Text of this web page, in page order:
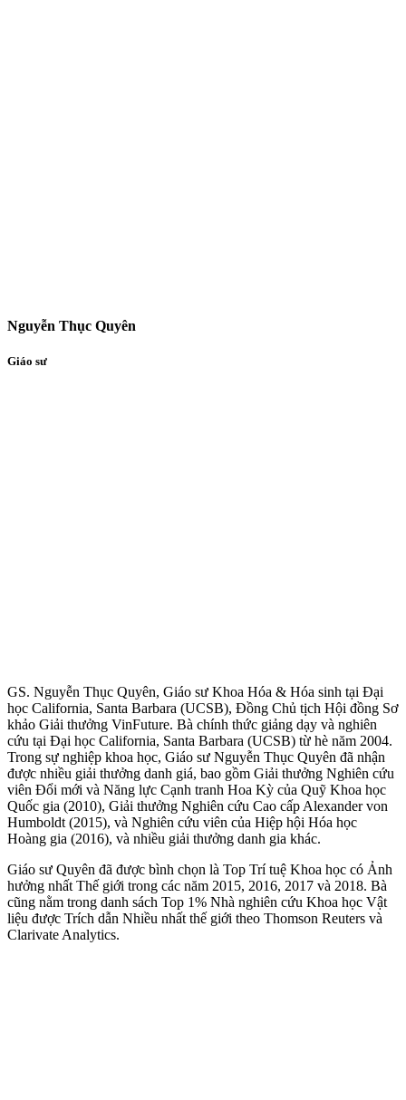
Nguyễn Thục Quyên
Giáo sư
GS. Nguyễn Thục Quyên, Giáo sư Khoa Hóa & Hóa sinh tại Đại
học California, Santa Barbara (UCSB), Đồng Chủ tịch Hội đồng Sơ
khảo Giải thưởng VinFuture. Bà chính thức giảng dạy và nghiên
cứu tại Đại học California, Santa Barbara (UCSB) từ hè năm 2004.
Trong sự nghiệp khoa học, Giáo sư Nguyễn Thục Quyên đã nhận
được nhiều giải thưởng danh giá, bao gồm Giải thưởng Nghiên cứu
viên Đổi mới và Năng lực Cạnh tranh Hoa Kỳ của Quỹ Khoa học
Quốc gia (2010), Giải thưởng Nghiên cứu Cao cấp Alexander von
Humboldt (2015), và Nghiên cứu viên của Hiệp hội Hóa học
Hoàng gia (2016), và nhiều giải thưởng danh gia khác.
Giáo sư Quyên đã được bình chọn là Top Trí tuệ Khoa học có Ảnh
hưởng nhất Thế giới trong các năm 2015, 2016, 2017 và 2018. Bà
cũng nằm trong danh sách Top 1% Nhà nghiên cứu Khoa học Vật
liệu được Trích dẫn Nhiều nhất thế giới theo Thomson Reuters và
Clarivate Analytics.